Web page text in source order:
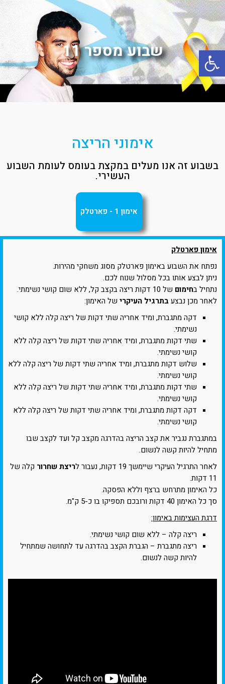
פתח סרגל נגישות שבוע מספר 11
אימוני הריצה
בשבוע זה אנו מעלים במקצת בעומס לעומת השבוע
העשירי.
אימון 1 - פארטלק
אימון פארטלק
נפתח את השבוע באימון פארטלק מסוג משחקי מהירות.
ניתן לבצע אותו בכל מסלול שנוח לכם.
נתחיל בחימום של 10 דקות ריצה בקצב קל, ללא שום קושי נשימתי.
לאחר מכן נבצעבתרגיל העיקרי של האימון:
דקה מתגברת, ומיד אחריה שתי דקות של ריצה קלה ללא קושי
נשימתי.
שתי דקות מתגברת, ומיד אחריה שתי דקות של ריצה קלה ללא
קושי נשימתי.
שלוש דקות מתגברת, ומיד אחריה שתי דקות של ריצה קלה ללא
קושי נשימתי.
שתי דקות מתגברת, ומיד אחריה שתי דקות של ריצה קלה ללא
קושי נשימתי.
דקה דקות מתגברת, ומיד אחריה שתי דקות של ריצה קלה ללא
קושי נשימתי.
במתגברת נגביר את קצב הריצה בהדרגה מקצב קל ועד לקצב שבו
מתחיל להיות קשה לנשום.
לאחר התרגיל העיקרי שיימשך 19 דקות, נעבור ל
ריצת שחרור קלה של
11 דקות.
כל האימון מתרחש ברצף וללא הפסקה.
סך כל האימון 40 דקות ורובכם תספיקו בו כ-5 ק"מ.
דרגת העצימות באימון:
ריצה קלה – ללא שום קושי נשימתי.
ריצה מתגברת – הגברת הקצב בהדרגה עד לתחושה שמתחיל
להיות קשה לנשום.